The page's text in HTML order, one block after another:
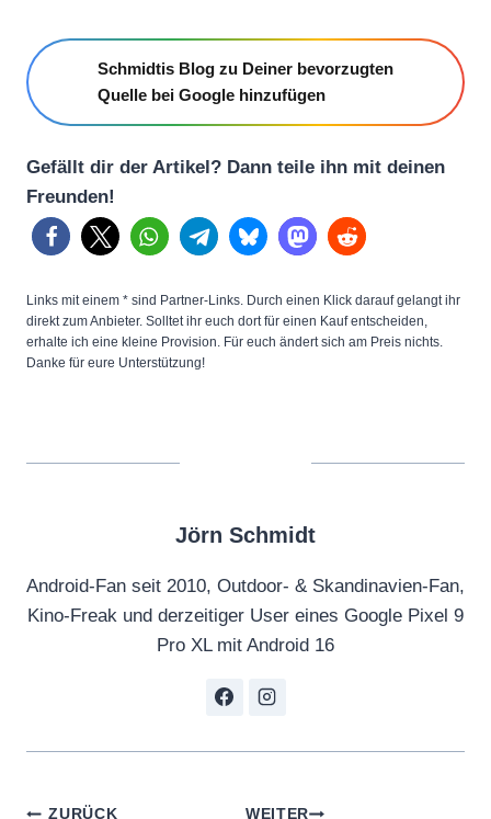
Schmidtis Blog zu Deiner bevorzugten
Quelle bei Google hinzufügen
Gefällt dir der Artikel? Dann teile ihn mit deinen
Freunden!
Links mit einem * sind Partner-Links. Durch einen Klick darauf gelangt ihr
direkt zum Anbieter. Solltet ihr euch dort für einen Kauf entscheiden,
erhalte ich eine kleine Provision. Für euch ändert sich am Preis nichts.
Danke für eure Unterstützung!
Jörn Schmidt
Android-Fan seit 2010, Outdoor- & Skandinavien-Fan,
Kino-Freak und derzeitiger User eines Google Pixel 9
Pro XL mit Android 16
ZURÜCK WEITER